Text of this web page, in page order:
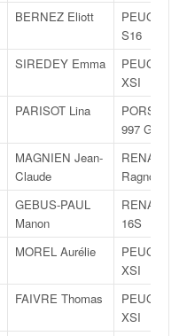
BERNEZ Eliott
PEUGEOT
S16
SIREDEY Emma
PEUGEOT
XSI
PARISOT Lina
PORSCHE
997 GT3 RS
MAGNIEN Jean-
Claude
RENAULT
Ragnotti
GEBUS-PAUL
Manon
RENAULT
16S
MOREL Aurélie
PEUGEOT
XSI
FAIVRE Thomas
PEUGEOT
XSI